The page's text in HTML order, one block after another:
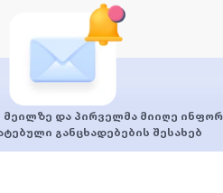
და პირველმა მიიღე
განცხადებების შესახებ